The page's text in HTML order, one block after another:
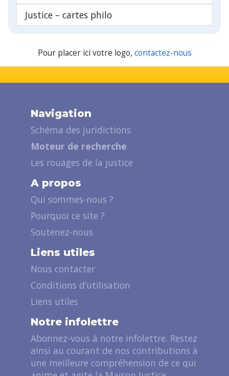
Justice – cartes philo
Pour placer ici votre logo, contactez-nous
Navigation
Schéma des juridictions
Moteur de recherche
Les rouages de la justice
A propos
Qui sommes-nous ?
Pourquoi ce site ?
Soutenez-nous
Liens utiles
Nous contacter
Conditions d’utilisation
Liens utiles
Notre infolettre
Abonnez-vous à notre infolettre. Restez
ainsi au courant de nos contributions à
une meilleure compréhension de ce qui